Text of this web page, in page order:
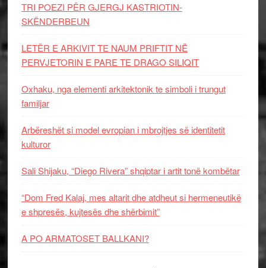
TRI POEZI PËR GJERGJ KASTRIOTIN-
SKËNDERBEUN
LETËR E ARKIVIT TE NAUM PRIFTIT NË
PERVJETORIN E PARE TE DRAGO SILIQIT
Oxhaku, nga elementi arkitektonik te simboli i trungut
familjar
Arbëreshët si model evropian i mbrojtjes së identitetit
kulturor
Sali Shijaku, “Diego Rivera” shqiptar i artit tonë kombëtar
“Dom Fred Kalaj, mes altarit dhe atdheut si hermeneutikë
e shpresës, kujtesës dhe shërbimit”
A PO ARMATOSET BALLKANI?